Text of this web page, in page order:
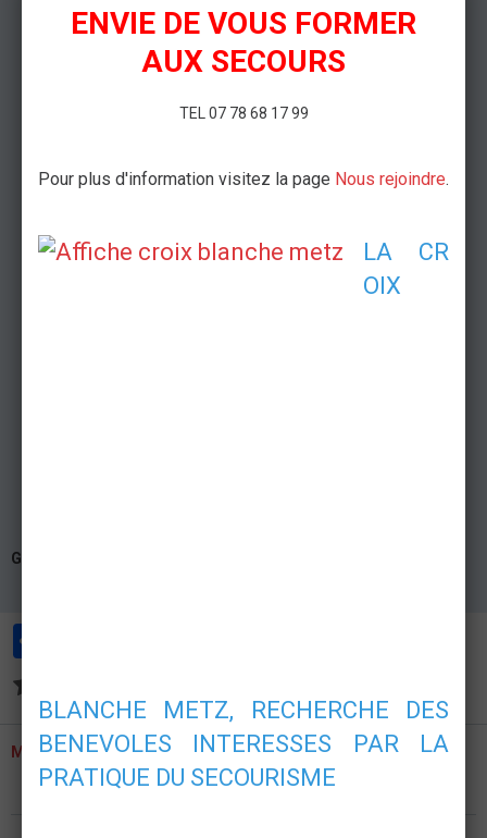
Galaxie
MENU
ENVIE DE VOUS FORMER
AUX SECOURS
TEL 07 78 68 17 99
Pour plus d'information visitez la page Nous rejoindre.
LA CR
OIX
BLANCHE METZ, RECHERCHE DES
BENEVOLES INTERESSES PAR LA
PRATIQUE DU SECOURISME